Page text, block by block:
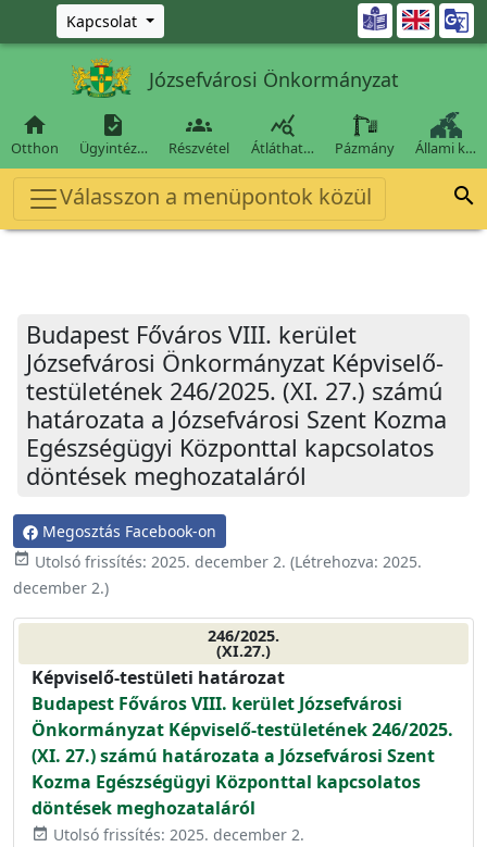
Ugrás a fő tartalomra
Kapcsolat 
Józsefvárosi Önkormányzat

Otthon

Ügyintéz…

Részvétel

Átláthat… Pázmány Állami k…
Válasszon a menüpontok közül 
Budapest Főváros VIII. kerület
Józsefvárosi Önkormányzat Képviselő-
testületének 246/2025. (XI. 27.) számú
határozata a Józsefvárosi Szent Kozma
Egészségügyi Központtal kapcsolatos
döntések meghozataláról
Megosztás Facebook-on
event_available Utolsó frissítés: 2025. december 2. (Létrehozva: 2025.
december 2.)
246/2025.
(XI.27.)
Képviselő-testületi határozat
Budapest Főváros VIII. kerület Józsefvárosi
Önkormányzat Képviselő-testületének 246/2025.
(XI. 27.) számú határozata a Józsefvárosi Szent
Kozma Egészségügyi Központtal kapcsolatos
döntések meghozataláról
event_available Utolsó frissítés: 2025. december 2.